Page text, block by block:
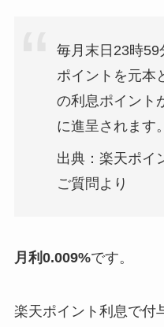
毎月末日23時59
ポイントを元本
の利息ポイント
に進呈されます。
出典：楽天ポ
ご質問より
月利0.009%です。
楽天ポイント利息で付